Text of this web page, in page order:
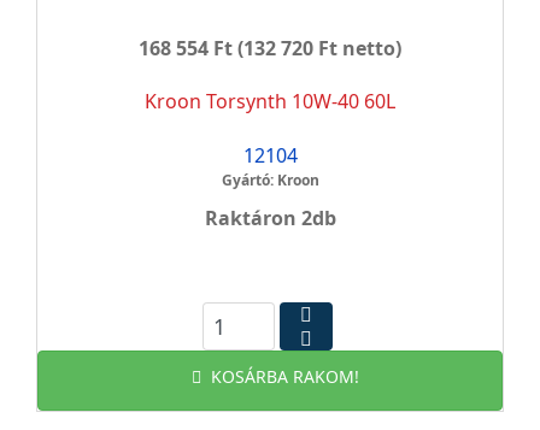
168 554 Ft(132 720 Ft netto)
Kroon Torsynth 10W-40 60L
12104
Gyártó: Kroon
Raktáron 2db
KOSÁRBA RAKOM!